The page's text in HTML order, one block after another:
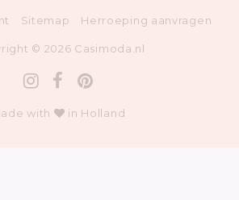
Sitemap Herroeping aanvragen
© 2026 Casimoda.nl
with in Holland